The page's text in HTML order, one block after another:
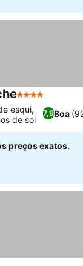
4 Estrelas
7,9Boa
esqui,
de sol
preços exatos.